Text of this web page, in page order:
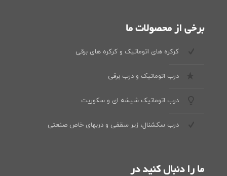
برخی از محصولات ما
کرکره های اتوماتیک و کرکره های برقی
درب اتوماتیک و درب برقی
درب اتوماتیک شیشه ای و سکوریت
درب سکشنال، زیر سقفی و دربهای خاص صنعتی
ما را دنبال کنید در